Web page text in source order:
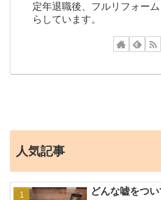
定年退職後、フルリフォー
らしています。
人気記事
どんな嘘をつ